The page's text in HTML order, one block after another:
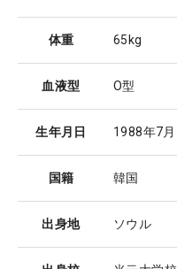
体重 65kg
血液型 O型
生年月日 1988年7
国籍 韓国
出身地 ソウル